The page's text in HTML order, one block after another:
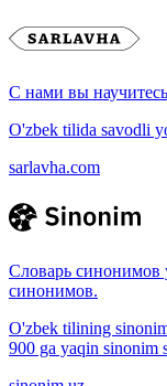
С нами вы
O'zbek tilida savodli
sarlavha.com
Словарь синонимов
синонимов.
O'zbek tilining
900 ga yaqin sinonim